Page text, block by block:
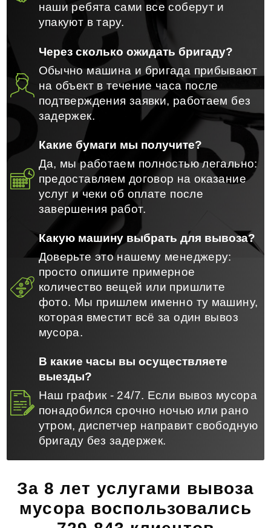
наши ребята сами все соберут и
упакуют в тару.
Через сколько ожидать бригаду?
Обычно машина и бригада прибывают
на объект в течение часа после
подтверждения заявки, работаем без
задержек.
Какие бумаги мы получите?
Да, мы работаем полностью легально:
предоставляем договор на оказание
услуг и чеки об оплате после
завершения работ.
Какую машину выбрать для вывоза?
Доверьте это нашему менеджеру:
просто опишите примерное
количество вещей или пришлите
фото. Мы пришлем именно ту машину,
которая вместит всё за один вывоз
мусора.
В какие часы вы осуществляете
выезды?
Наш график - 24/7. Если вывоз мусора
понадобился срочно ночью или рано
утром, диспетчер направит свободную
бригаду без задержек.
За 8 лет услугами вывоза
мусора воспользовались